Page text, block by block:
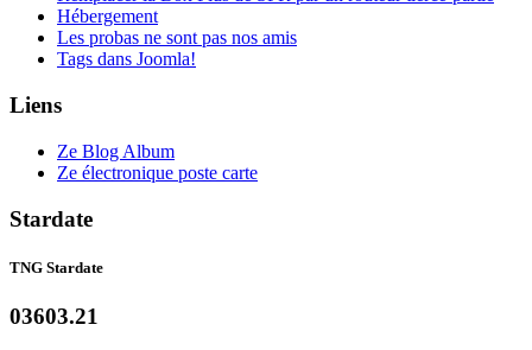
Hébergement
Les probas ne sont pas nos amis
Tags dans Joomla!
Liens
Ze Blog Album
Ze électronique poste carte
Stardate
TNG Stardate
03603.21